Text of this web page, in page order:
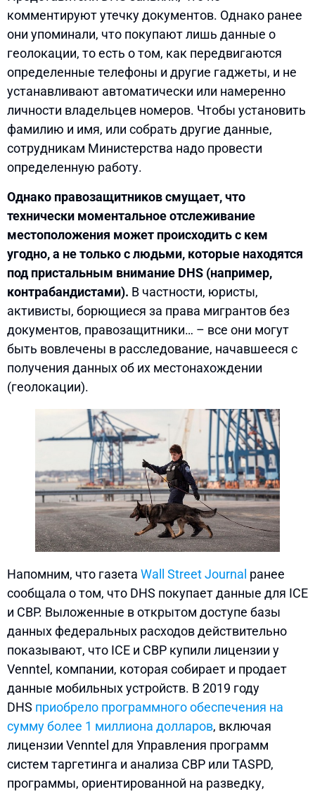
комментируют утечку документов. Однако ранее
они упоминали, что покупают лишь данные о
геолокации, то есть о том, как передвигаются
определенные телефоны и другие гаджеты, и не
устанавливают автоматически или намеренно
личности владельцев номеров. Чтобы установить
фамилию и имя, или собрать другие данные,
сотрудникам Министерства надо провести
определенную работу.
Однако правозащитников смущает, что
технически моментальное отслеживание
местоположения может происходить с кем
угодно, а не только с людьми, которые находятся
под пристальным внимание DHS (например,
контрабандистами). В частности, юристы,
активисты, борющиеся за права мигрантов без
документов, правозащитники… – все они могут
быть вовлечены в расследование, начавшееся с
получения данных об их местонахождении
(геолокации).
Напомним, что газета Wall Street Journal ранее
сообщала о том, что DHS покупает данные для ICE
и CBP. Выложенные в открытом доступе базы
данных федеральных расходов действительно
показывают, что ICE и CBP купили лицензии у
Venntel, компании, которая собирает и продает
данные мобильных устройств. В 2019 году
DHS приобрело программного обеспечения на
сумму более 1 миллиона долларов, включая
лицензии Venntel для Управления программ
систем таргетинга и анализа CBP или TASPD,
программы, ориентированной на разведку,